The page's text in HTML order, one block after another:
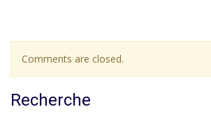
Comments are closed.
Recherche